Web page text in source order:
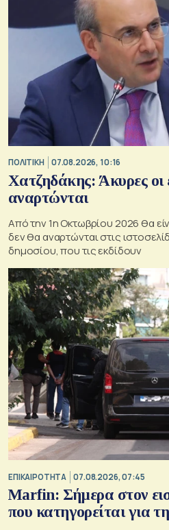
ΠΟΛΙΤΙΚΗ 07.08.2026, 10:16
Χατζηδάκης: Άκυρες οι
αναρτώνται
Από την 1η Οκτωβρίου 2026 θα
δεν θα αναρτώνται στις
δημοσίου, που τις εκδίδουν
ΕΠΙΚΑΙΡΟΤΗΤΑ 07.08.2026, 07:45
Marfin: Σήμερα στον
που κατηγορείται για